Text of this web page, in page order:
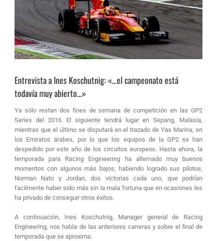
Entrevista a Ines Koschutnig: «…el campeonato está
todavía muy abierto…»
Ya sólo restan dos fines de semana de competición en las GP2
Series del 2016. El siguiente tendrá lugar en Sepang, Malasia,
mientras que el último se disputará en el trazado de Yas Marina, en
los Emiratos árabes, por lo que los equipos de la GP2 se han
despedido por este año de los circuitos europeos. Hasta ahora, la
temporada para Racing Engineering ha alternado muy buenos
momentos con algunos más bajos, habiendo logrado sus pilotos,
Norman Nato y Jordan, dos victorias cada uno, que podrían
facilmente haber sido más sin la mala fortuna que en ocasiones les
ha privado de conseguir otros éxitos.
A continuación, Ines Koschutnig, Manager general de Racing
Engineering, nos habla de las anteriores carreras y sobre el final de
temporada que se aproxima.